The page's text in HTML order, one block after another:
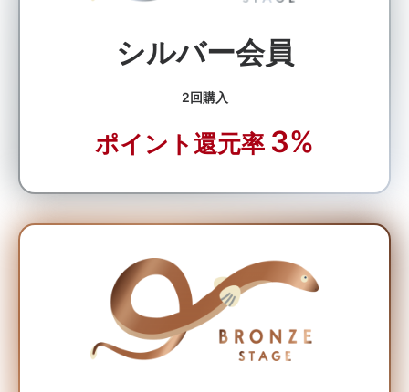
シルバー会員
2回購入
ポイント還元率 3%